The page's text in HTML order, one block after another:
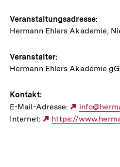
Hinweise
zur
Veranstaltung
Veranstaltungsadresse:
Hermann Ehlers Akademie,
Veranstalter:
Hermann Ehlers Akademie
Kontakt:
E-Mail-Adresse:
Externer
Link:
Internet:
Externer
https://